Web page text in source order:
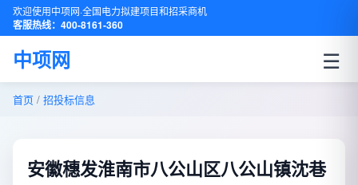
欢迎使用中项网·全国电力拟建项目和招采商机
客服热线：400-8161-360
中项网 ☰
首页 / 招投标信息
安徽穗发淮南市八公山区八公山镇沈巷